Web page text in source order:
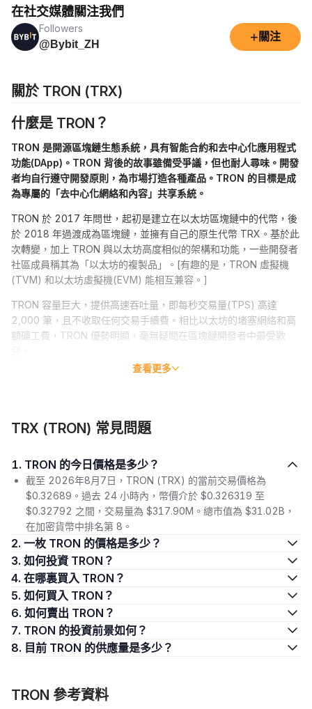
在社交媒體關注我們
Followers
@Bybit_ZH
+ 關注
關於 TRON (TRX)
什麼是 TRON？
TRON 是開源區塊鏈生態系統，具有智能合約和去中心化應用程式
功能(DApp)。TRON 背後的故事雖備受爭議，但也耐人尋味。開發
者均自行遵守開發原則，為市場打造各種產品。TRON 的目標是成
為專屬的「去中心化網絡和內容」共享系統。
TRON 於 2017 年問世，起初是建立在以太坊區塊鏈中的代幣，後
於 2018 年過渡成為區塊鏈，並擁有自己的原生代幣 TRX。基於此
次轉變，加上 TRON 與以太坊高度相似的架構和功能，一些開發者
社區成員稱其為「以太坊的複製品」。[有趣的是，TRON 虛擬機
(TVM) 和以太坊虛擬機(EVM) 能相互兼容。]
TRON 容量巨大，提供高速吞吐量，即每秒交易量(TPS) 高達
2,000 筆，且不收取任何交易手續費。相比以太坊的堵塞網絡和高
額礦工費，TRON 優勢明顯，毫無疑問在區塊鏈開發者中最受歡
中心化共享平台一邊低估內容創作者的價值，一邊佔取他們的便
酬。
乾預。該項目旨在擴大 TRON 的規模，從而對標 YouTube、
Netflix、谷歌及亞馬遜等媒體巨頭。
TRON 的原生區塊鏈不僅記錄下了 TRON 網絡上 DApp 的大幅增
長，還記錄下了生態系統內 TRX (Tronix) 的交易量。截止 2022
年 7 月 25 日，TRON 的活動及其原生代幣 TRX 由 TRON 基金會
維護，之後將交由該網絡的社區接管。
什麼是 TRX？
Tronix 簡稱 TRX，是 TRON 網絡的原生加密貨幣。TRX 允許用戶
訪問 TRON 協議的功能，也代表著 TRON 網絡的經濟價值。
TRX 可用作交易媒介，還可以作為長期保值手段。目前，TRX 已在
Bybit 等 10 多家交易所上線，可用於兌換所有支援的非主流幣，還
TRX 有何用途？
查看更多
TRX (TRON) 常見問題
1. TRON 的今日價格是多少？
截至 2026年8月7日，TRON (TRX) 的當前交易價格為
$0.32689。過去 24 小時內，幣價介於 $0.326319 至
$0.32792 之間，交易量為 $317.90M。總市值為 $31.02B，
在加密貨幣中排名第 8。
2. 一枚 TRON 的價格是多少？
3. 如何投資 TRON？
4. 在哪裏買入 TRON？
5. 如何買入 TRON？
6. 如何賣出 TRON？
7. TRON 的投資前景如何？
8. 目前 TRON 的供應量是多少？
TRON 參考資料